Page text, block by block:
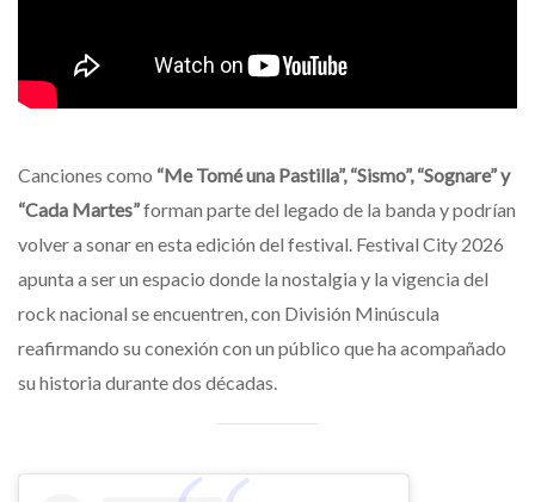
Canciones como “Me Tomé una Pastilla”, “Sismo”, “Sognare” y
“Cada Martes”forman parte del legado de la banda y podrían
volver a sonar en esta edición del festival. Festival City 2026
apunta a ser un espacio donde la nostalgia y la vigencia del
rock nacional se encuentren, con División Minúscula
reafirmando su conexión con un público que ha acompañado
su historia durante dos décadas.